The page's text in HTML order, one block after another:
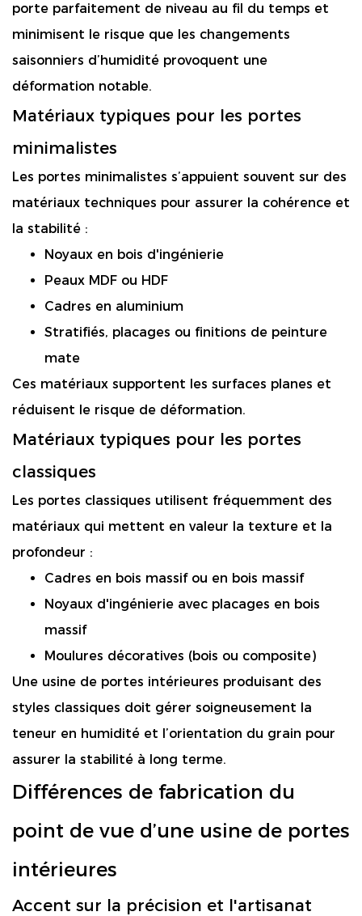
porte parfaitement de niveau au fil du temps et
minimisent le risque que les changements
saisonniers d’humidité provoquent une
déformation notable.
Matériaux typiques pour les portes
minimalistes
Les portes minimalistes s’appuient souvent sur des
matériaux techniques pour assurer la cohérence et
la stabilité :
Noyaux en bois d'ingénierie
Peaux MDF ou HDF
Cadres en aluminium
Stratifiés, placages ou finitions de peinture
mate
Ces matériaux supportent les surfaces planes et
réduisent le risque de déformation.
Matériaux typiques pour les portes
classiques
Les portes classiques utilisent fréquemment des
matériaux qui mettent en valeur la texture et la
profondeur :
Cadres en bois massif ou en bois massif
Noyaux d'ingénierie avec placages en bois
massif
Moulures décoratives (bois ou composite)
Une usine de portes intérieures produisant des
styles classiques doit gérer soigneusement la
teneur en humidité et l’orientation du grain pour
assurer la stabilité à long terme.
Différences de fabrication du
point de vue d’une usine de portes
intérieures
Accent sur la précision et l'artisanat